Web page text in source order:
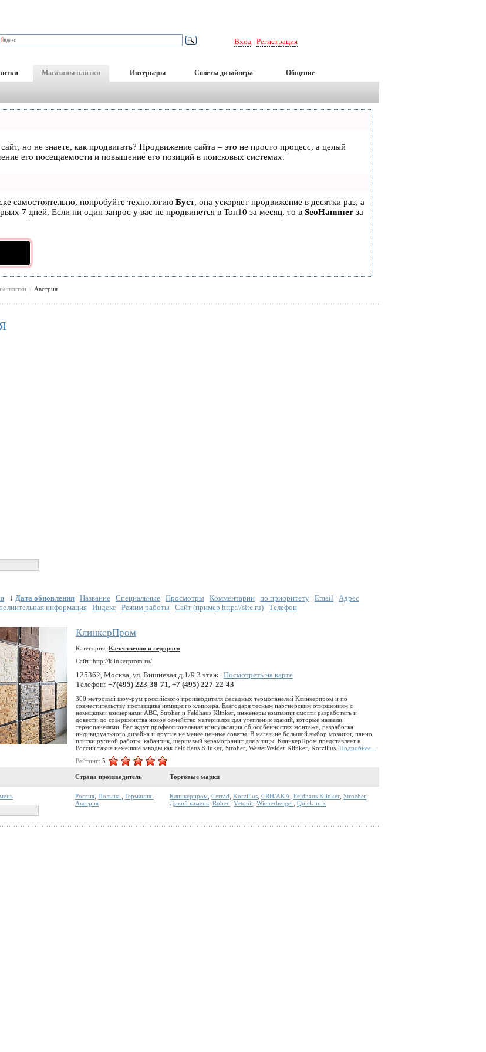
Вход Регистрация
Магазины плитки Интерьеры Советы дизайнера Общение
но не знаете, как продвигать? Продвижение сайта – это не просто процесс, а целый
его посещаемости и повышение его позиций в поисковых системах.
самостоятельно, попробуйте технологию Буст, она ускоряет продвижение в десятки раз, а
7 дней. Если ни один запрос у вас не продвинется в Топ10 за месяц, то в SeoHammer за
плитки \ Австрия
↓ Дата обновления Название Специальные Просмотры Комментарии по приоритету Email
Адрес
информация Индекс Режим работы Сайт (пример http://site.ru) Телефон
КлинкерПром
Категория: Качественно и недорого
Сайт: http://klinkerprom.ru/
125362, Москва, ул. Вишневая д.1/9 3 этаж | Посмотреть на карте
Телефон: +7(495) 223-38-71, +7 (495) 227-22-43
300 метровый шоу-рум российского производителя фасадных термопанелей Клинкерпром и по
совместительству поставщика немецкого клинкера. Благодаря тесным партнерским отношениям с
немецкими концернами АВС, Stroher и Feldhaus Klinker, инженеры компании смогли разработать и
довести до совершенства новое семейство материалов для утепления зданий, которые назвали
термопанелями. Вас ждут профессиональная консультация об особенностях монтажа, разработка
индивидуального дизайна и другие не менее ценные советы. В магазине большой выбор мозаики, панно,
плитки ручной работы, кабанчик, шершавый керамогранит для улицы. КлинкерПром представляет в
России такие немецкие заводы как FeldHaus Klinker, Stroher, WesterWalder Klinker, Korzilius. Подробнее...
Рейтинг: 5
Страна производитель Торговые марки
Россия Польша Германия
Австрия
Клинкерпром Cerrad Korzilius CRH/AKA Feldhaus Klinker Stroeher
Дикий камень Roben Vetonit Wienerberger Quick-mix